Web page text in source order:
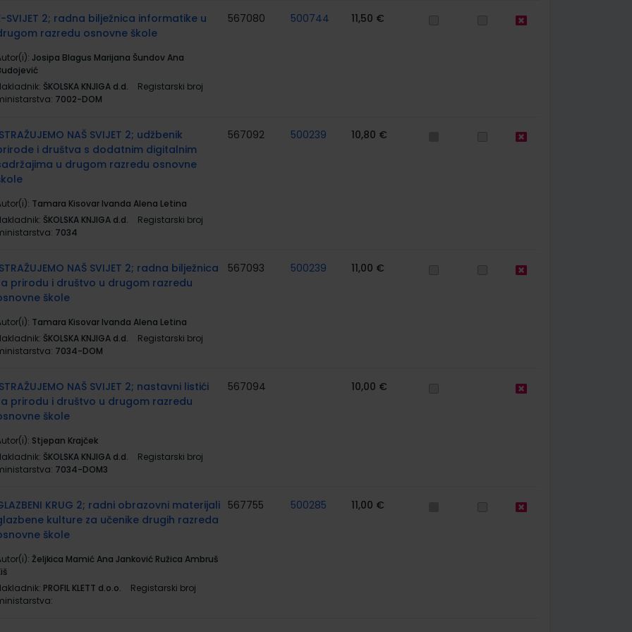
SVIJET 2; radna bilježnica informatike u
razredu osnovne škole
Josipa Blagus Marijana Šundov Ana
ŠKOLSKA KNJIGA d.d.
Registarski broj
7002-DOM
567080 500744 11,50 €
NAŠ SVIJET 2; udžbenik
i društva s dodatnim digitalnim
u drugom razredu osnovne
Tamara Kisovar Ivanda Alena Letina
ŠKOLSKA KNJIGA d.d.
Registarski broj
7034
567092 500239 10,80 €
NAŠ SVIJET 2; radna bilježnica
prirodu i društvo u drugom razredu
škole
Tamara Kisovar Ivanda Alena Letina
ŠKOLSKA KNJIGA d.d.
Registarski broj
7034-DOM
567093 500239 11,00 €
NAŠ SVIJET 2; nastavni listići
prirodu i društvo u drugom razredu
škole
Stjepan Krajček
ŠKOLSKA KNJIGA d.d.
Registarski broj
7034-DOM3
567094 10,00 €
KRUG 2; radni obrazovni materijali
kulture za učenike drugih razreda
škole
Željkica Mamić Ana Janković Ružica Ambruš
PROFIL KLETT d.o.o.
Registarski broj
567755 500285 11,00 €